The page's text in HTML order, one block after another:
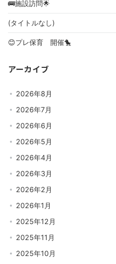
🚌施設訪問🌟
(タイトルなし)
😊プレ保育 開催🐤
アーカイブ
2026年8月
2026年7月
2026年6月
2026年5月
2026年4月
2026年3月
2026年2月
2026年1月
2025年12月
2025年11月
2025年10月